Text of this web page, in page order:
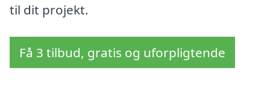
til dit projekt.
Få 3 tilbud, gratis og uforpligtende